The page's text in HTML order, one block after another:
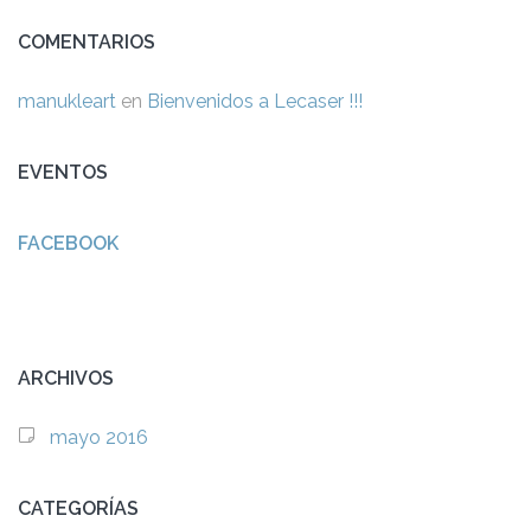
COMENTARIOS
manukleart en Bienvenidos a Lecaser !!!
EVENTOS
FACEBOOK
ARCHIVOS
mayo 2016
CATEGORÍAS